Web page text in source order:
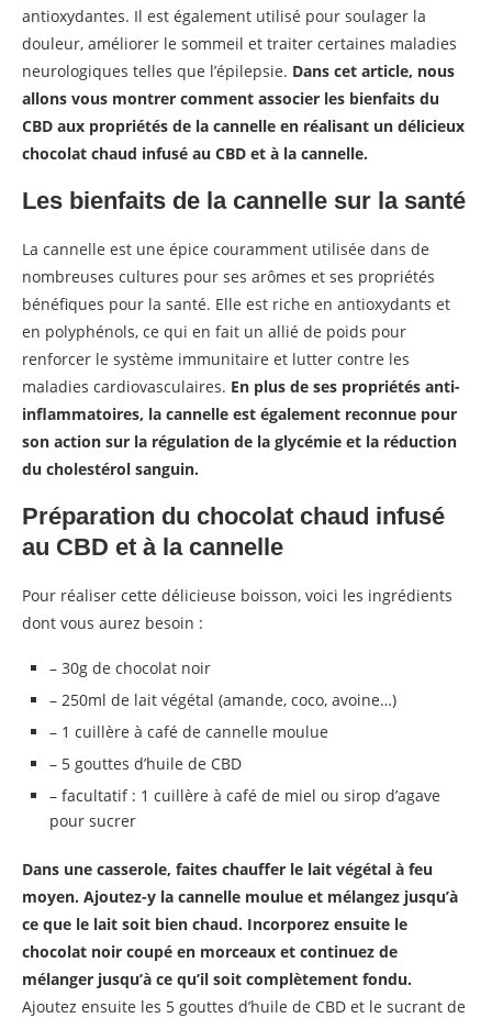
antioxydantes. Il est également utilisé pour soulager la
douleur, améliorer le sommeil et traiter certaines maladies
neurologiques telles que l’épilepsie. Dans cet article, nous
allons vous montrer comment associer les bienfaits du
CBD aux propriétés de la cannelle en réalisant un délicieux
chocolat chaud infusé au CBD et à la cannelle.
Les bienfaits de la cannelle sur la santé
La cannelle est une épice couramment utilisée dans de
nombreuses cultures pour ses arômes et ses propriétés
bénéfiques pour la santé. Elle est riche en antioxydants et
en polyphénols, ce qui en fait un allié de poids pour
renforcer le système immunitaire et lutter contre les
maladies cardiovasculaires. En plus de ses propriétés anti-
inflammatoires, la cannelle est également reconnue pour
son action sur la régulation de la glycémie et la réduction
du cholestérol sanguin.
Préparation du chocolat chaud infusé
au CBD et à la cannelle
Pour réaliser cette délicieuse boisson, voici les ingrédients
dont vous aurez besoin :
– 30g de chocolat noir
– 250ml de lait végétal (amande, coco, avoine…)
– 1 cuillère à café de cannelle moulue
– 5 gouttes d’huile de CBD
– facultatif : 1 cuillère à café de miel ou sirop d’agave
pour sucrer
Dans une casserole, faites chauffer le lait végétal à feu
moyen. Ajoutez-y la cannelle moulue et mélangez jusqu’à
ce que le lait soit bien chaud. Incorporez ensuite le
chocolat noir coupé en morceaux et continuez de
mélanger jusqu’à ce qu’il soit complètement fondu.
Ajoutez ensuite les 5 gouttes d’huile de CBD et le sucrant de